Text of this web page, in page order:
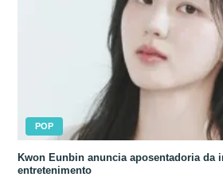
POP
Kwon Eunbin anuncia aposentadoria da
entretenimento